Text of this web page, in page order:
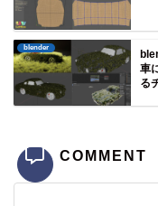
blender
車
る
COMMENT